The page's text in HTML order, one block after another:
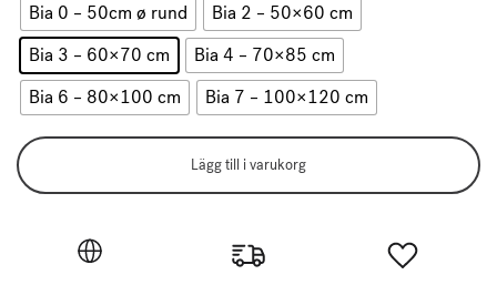
Bia 0 – 50cm ø rund
Bia 2 – 50×60 cm
Bia 3 – 60×70 cm
Bia 4 – 70×85 cm
Bia 6 – 80×100 cm
Bia 7 – 100×120 cm
Lägg till i varukorg